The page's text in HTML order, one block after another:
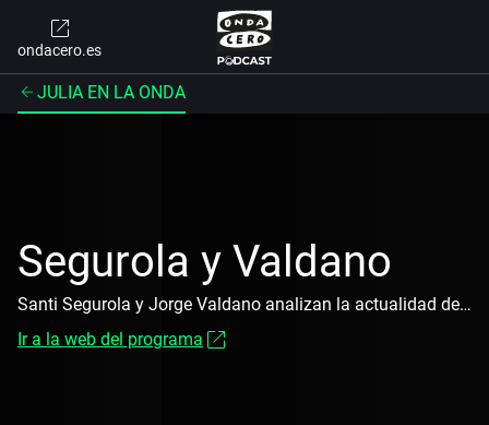
ondacero.es
JULIA EN LA ONDA
Segurola y Valdano
Santi Segurola y Jorge Valdano analizan la actualidad deportiva
Ir a la web del programa